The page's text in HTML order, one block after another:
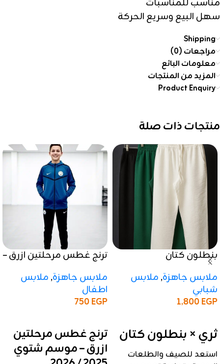
سهل البيع وسريع الحركة
Shipping
مراجعات (0)
معلومات البائع
المزيد من المنتجات
Product Enquiry
منتجات ذات صلة
بنطلون كتان
ملابس جاهزة, ملابس
شبابي
1,800EGP
ثري × بنطلون كتان
استعد للصيف والطلعات
ترنج غطس مرحلتين ازرق –
ملابس جاهزة, ملابس
اطفال
750EGP
ترنج غطس مرحلتين
ازرق – موسم شتوي